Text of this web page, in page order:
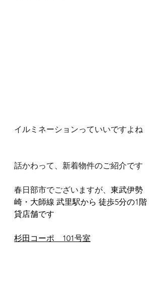
イルミネーションっていいですよね
話かわって、新着物件のご紹介です
春日部市でございますが、 東武伊勢
崎・大師線 武里駅から 徒歩5分の1階
貸店舗です
杉田コーポ　101号室